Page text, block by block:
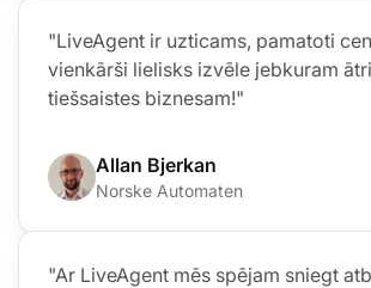
"LiveAgent ir uzticams, pamatoti
vienkārši lielisks izvēle jebkuram
tiešsaistes biznesam!"
Allan Bjerkan
Norske Automaten
"Ar LiveAgent mēs spējam sniegt